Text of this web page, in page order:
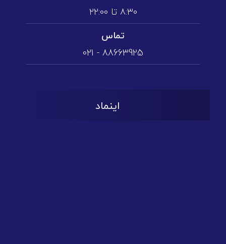
۸:۳۰ تا ۲۲:۰۰
تماس
88663925 - 021
اینماد